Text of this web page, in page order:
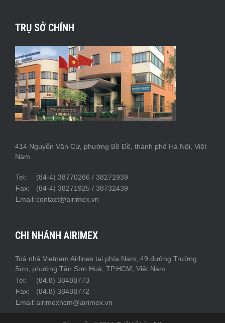
TRỤ SỞ CHÍNH
414 Nguyễn Văn Cừ, phường Bồ Đề, thành phố Hà Nội, Việt
Nam
Tel:
(84-4) 38770266 / 38271939
Fax:
(84-4) 38271925 / 38732439
Email:contact@airimex.vn
CHI NHÁNH AIRIMEX
Toà nhà Vietnam Airlines tại phía Nam, 49 đường Trường
Sơn, phường Tân Sơn Hoà, TP.HCM, Việt Nam
Tel:
(84.8) 38488773
Fax:
(84.8) 38488772
Email:airimexhcm@airimex.vn